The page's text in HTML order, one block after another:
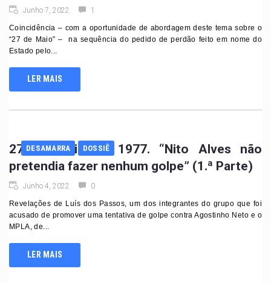
Junho 7, 2022 1
Coincidência – com a oportunidade de abordagem deste tema sobre o
“27 de Maio” – na sequência do pedido de perdão feito em nome do
Estado pelo...
LER MAIS
DESAMARRA DOSSIÊ
27 de Maio de 1977. “Nito Alves não
pretendia fazer nenhum golpe” (1.ª Parte)
Junho 4, 2022 0
Revelações de Luís dos Passos, um dos integrantes do grupo que foi
acusado de promover uma tentativa de golpe contra Agostinho Neto e o
MPLA, de...
LER MAIS